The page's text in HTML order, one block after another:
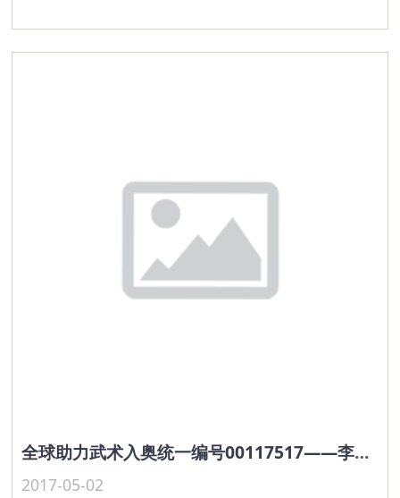
全球助力武术入奥统一编号00117517——李龙付
2017-05-02